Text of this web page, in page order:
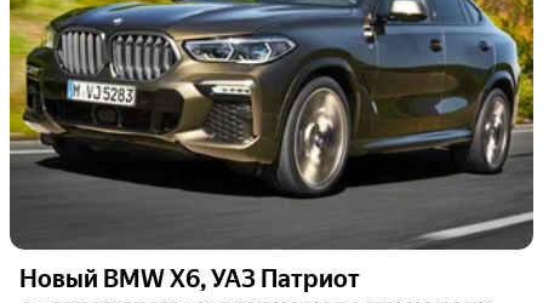
Новый BMW X6, УАЗ Патриот